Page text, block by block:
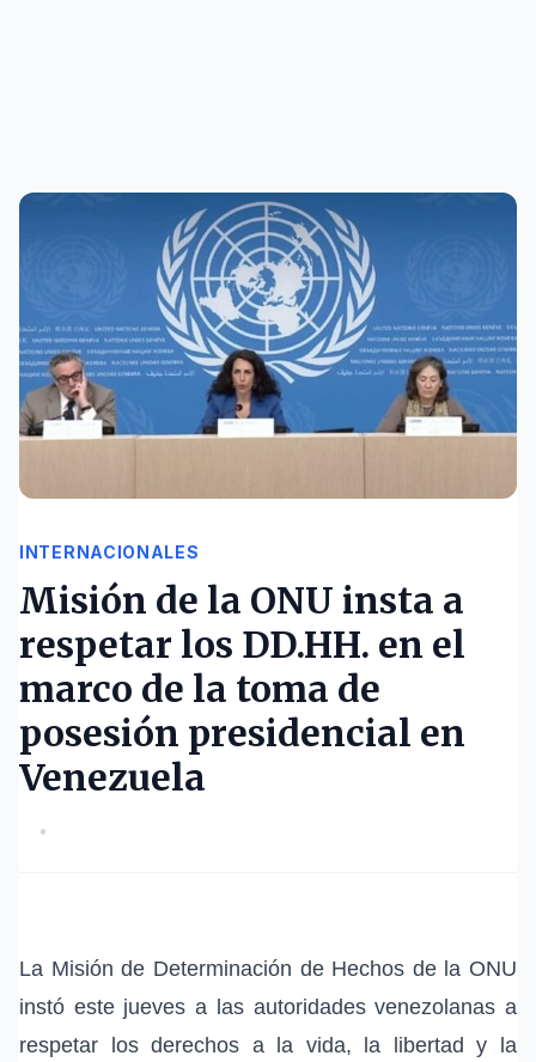
INTERNACIONALES
Misión de la ONU insta a
respetar los DD.HH. en el
marco de la toma de
posesión presidencial en
Venezuela
•
La Misión de Determinación de Hechos de la ONU
instó este jueves a las autoridades venezolanas a
respetar los derechos a la vida, la libertad y la